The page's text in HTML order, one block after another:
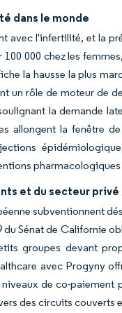
dans le monde
avec l'infertilité, et la
000 chez les
la hausse la plus
un rôle de moteur de
la demande
allongent la fenêtre
et du secteur
subventionnent
Sénat de Californie
groupes devant
avec Progyny
de co-
des circuits